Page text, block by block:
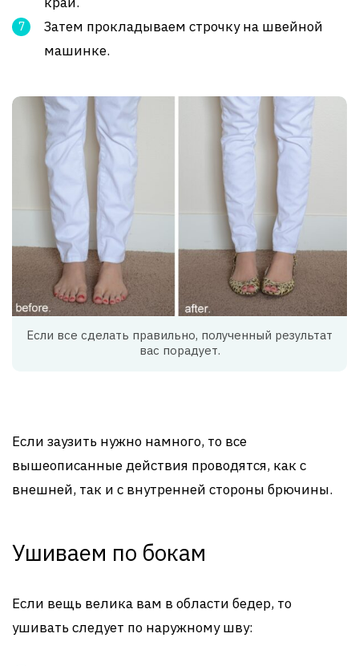
Затем прокладываем строчку на швейной
машинке.
Если все сделать правильно, полученный результат
вас порадует.
Если заузить нужно намного, то все
вышеописанные действия проводятся, как с
внешней, так и с внутренней стороны брючины.
Ушиваем по бокам
Если вещь велика вам в области бедер, то
ушивать следует по наружному шву: